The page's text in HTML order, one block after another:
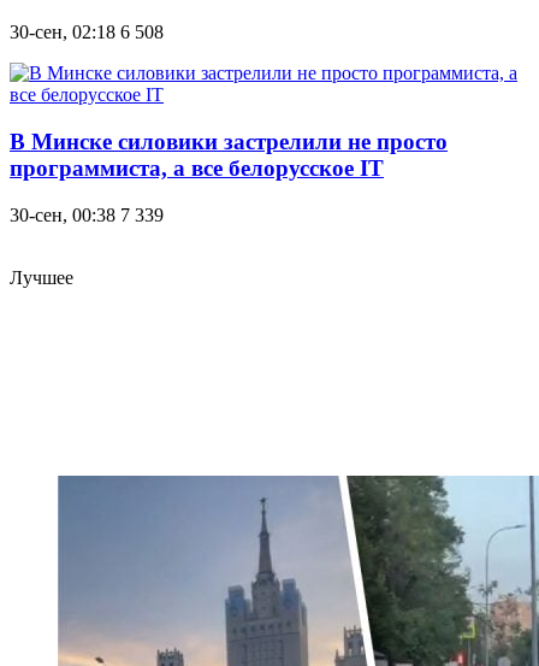
30-сен, 02:18 6 508
В Минске силовики застрелили не просто
программиста, а все белорусское IT
30-сен, 00:38 7 339
Лучшее